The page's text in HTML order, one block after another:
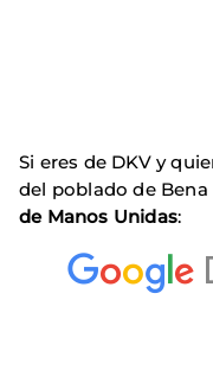
Si eres de DKV y
del poblado de
de Manos Unidas: